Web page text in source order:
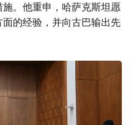
。他重申，哈萨克斯坦愿
的经验，并向古巴输出先